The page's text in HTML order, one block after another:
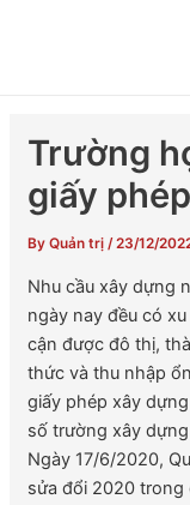
Trường
giấy
By Quản trị /23/12/
Nhu cầu xây dựng
ngày nay đều có
cận được đô thị,
thức và thu nhập
giấy phép xây
số trường xây
Ngày 17/6/2020,
sửa đổi 2020trong